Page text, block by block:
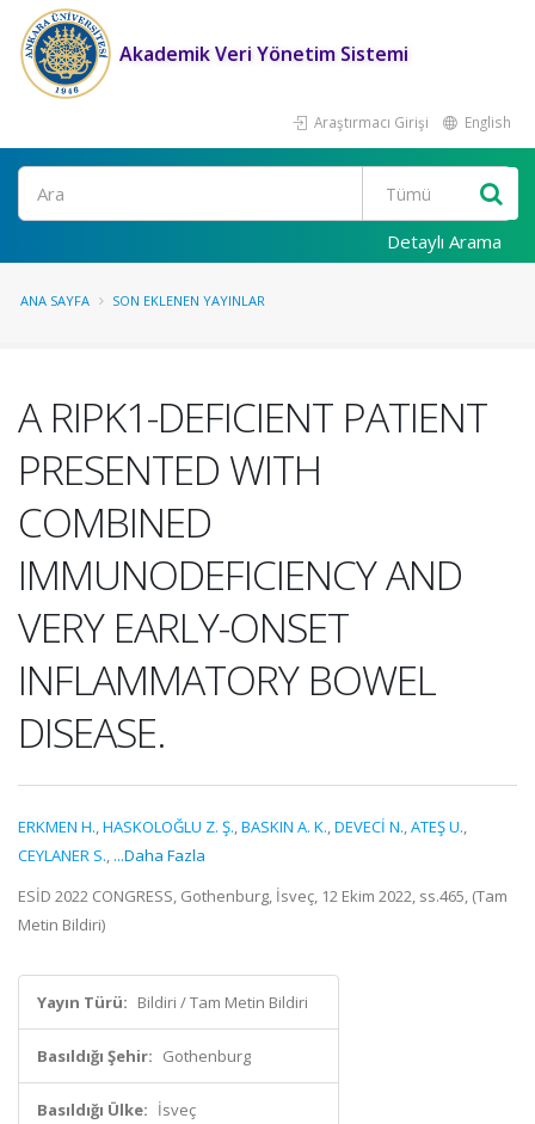
Akademik Veri Yönetim Sistemi
Araştırmacı Girişi English
Ara
Detaylı Arama
ANA SAYFA SON EKLENEN YAYINLAR
A RIPK1-DEFICIENT PATIENT
PRESENTED WITH
COMBINED
IMMUNODEFICIENCY AND
VERY EARLY-ONSET
INFLAMMATORY BOWEL
DISEASE.
ERKMEN H.,HASKOLOĞLU Z. Ş.,BASKIN A. K.,DEVECİ N.,ATEŞ U.,
CEYLANER S., ...Daha Fazla
ESİD 2022 CONGRESS, Gothenburg, İsveç, 12 Ekim 2022, ss.465, (Tam
Metin Bildiri)
Yayın Türü: Bildiri / Tam Metin Bildiri
Basıldığı Şehir: Gothenburg
Basıldığı Ülke: İsveç